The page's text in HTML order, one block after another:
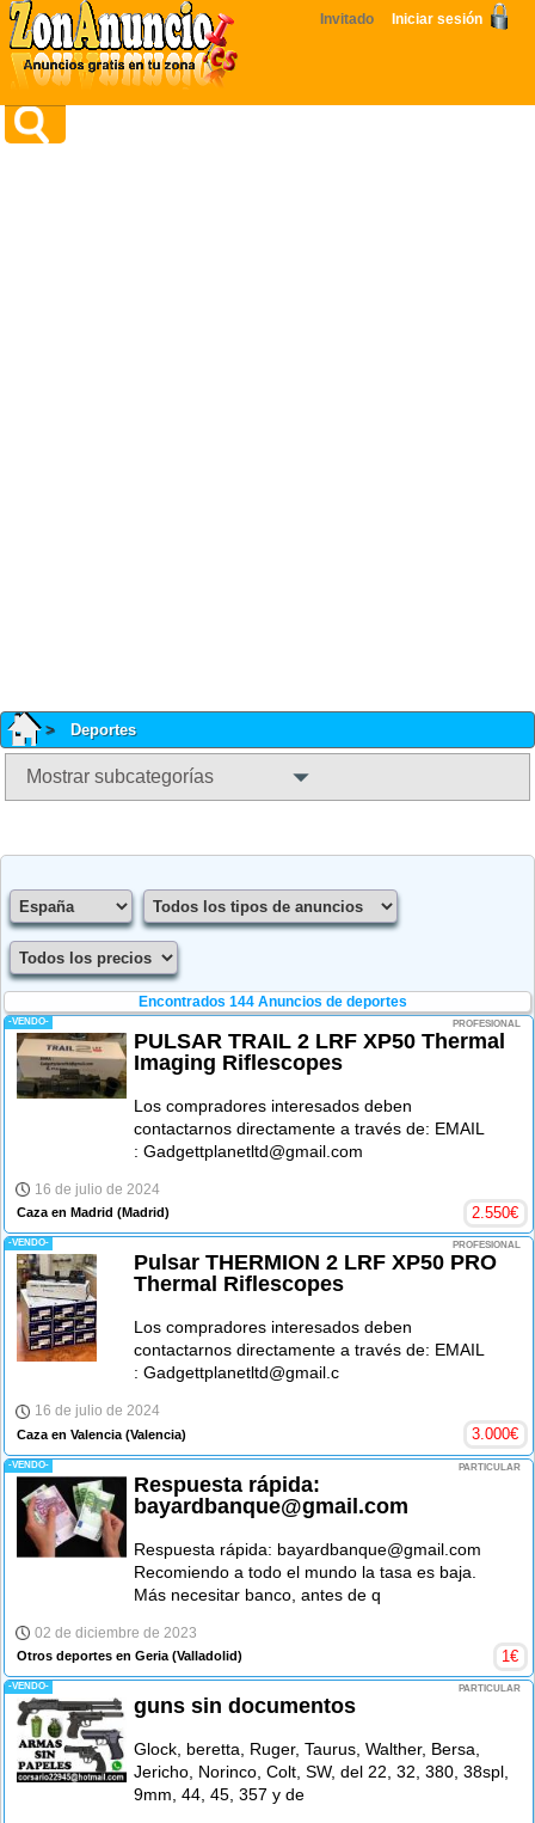
Invitado Iniciar sesión
Deportes
Mostrar subcategorías
Encontrados 144 Anuncios de deportes
-VENDO- PROFESIONAL
PULSAR TRAIL 2 LRF XP50 Thermal
Imaging Riflescopes
Los compradores interesados deben
contactarnos directamente a través de: EMAIL
: Gadgettplanetltd@gmail.com
16 de julio de 2024
Caza en Madrid (Madrid) 2.550€
-VENDO- PROFESIONAL
Pulsar THERMION 2 LRF XP50 PRO
Thermal Riflescopes
Los compradores interesados deben
contactarnos directamente a través de: EMAIL
: Gadgettplanetltd@gmail.c
16 de julio de 2024
Caza en Valencia (Valencia) 3.000€
-VENDO- PARTICULAR
Respuesta rápida:
bayardbanque@gmail.com
Respuesta rápida: bayardbanque@gmail.com
Recomiendo a todo el mundo la tasa es baja.
Más necesitar banco, antes de q
02 de diciembre de 2023
Otros deportes en Geria (Valladolid) 1€
-VENDO- PARTICULAR
guns sin documentos
Glock, beretta, Ruger, Taurus, Walther, Bersa,
Jericho, Norinco, Colt, SW, del 22, 32, 380, 38spl,
9mm, 44, 45, 357 y de